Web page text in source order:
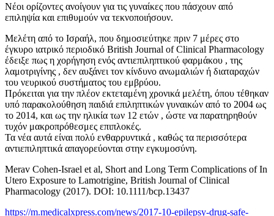
Νέοι ορίζοντες ανοίγουν για τις γυναίκες που πάσχουν από
επιληψία και επιθυμούν να τεκνοποιήσουν.
Μελέτη από το Ισραήλ, που δημοσιεύτηκε πριν 7 μέρες στο
έγκυρο ιατρικό περιοδικό British Journal of Clinical Pharmacology
έδειξε πως η χορήγηση ενός αντιεπιληπτικού φαρμάκου , της
λαμοτριγίνης , δεν αυξάνει τον κίνδυνο ανωμαλιών ή διαταραχών
του νευρικού συστήματος του εμβρύου.
Πρόκειται για την πλέον εκτεταμένη χρονικά μελέτη, όπου τέθηκαν
υπό παρακολούθηση παιδιά επιληπτικών γυναικών από το 2004 ως
το 2014, και ως την ηλικία των 12 ετών , ώστε να παρατηρηθούν
τυχόν μακροπρόθεσμες επιπλοκές.
Τα νέα αυτά είναι πολύ ενθαρρυντικά , καθώς τα περισσότερα
αντιεπιληπτικά απαγορεύονται στην εγκυμοσύνη.
Merav Cohen-Israel et al, Short and Long Term Complications of In
Utero Exposure to Lamotrigine, British Journal of Clinical
Pharmacology (2017). DOI: 10.1111/bcp.13437
https://m.medicalxpress.com/news/2017-10-epilepsy-drug-safe-